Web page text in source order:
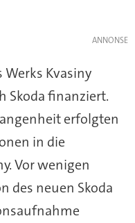
Kvasiny
Skoda finanziert.
erfolgten
in die
Vor wenigen
des neuen Skoda